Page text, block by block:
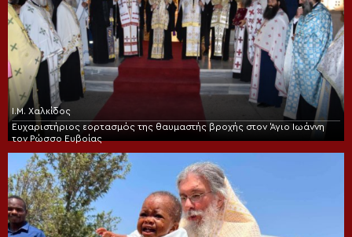
Ι.Μ. Χαλκίδος
Ευχαριστήριος εορτασμός της θαυμαστής βροχής στον Άγιο Ιωάννη
τον Ρώσσο Ευβοίας